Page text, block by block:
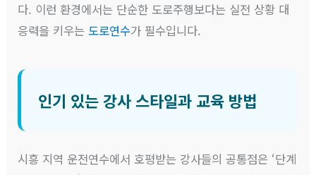
다. 이런 환경에서는 단순한 도로주행보다는 실전 상황 대
응력을 키우는 도로연수가 필수입니다.
인기 있는 강사 스타일과 교육 방법
시흥 지역 운전연수에서 호평받는 강사들의 공통점은 ‘단계